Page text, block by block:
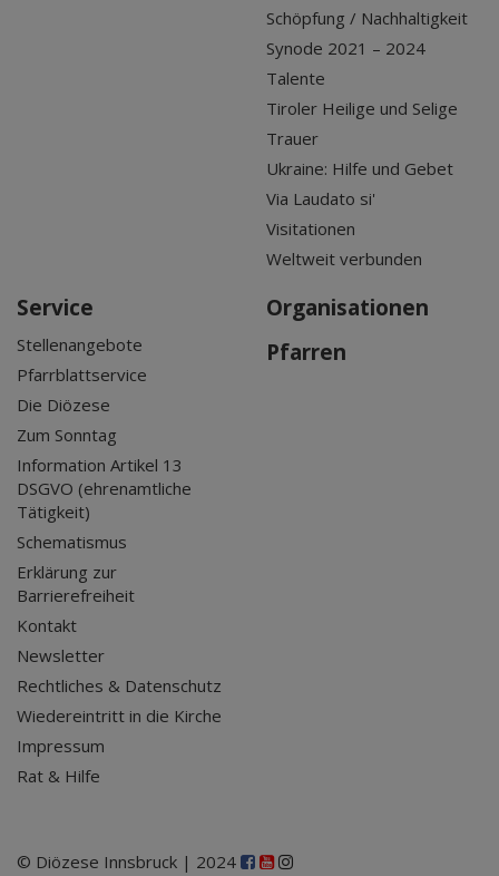
Schöpfung / Nachhaltigkeit
Synode 2021 – 2024
Talente
Tiroler Heilige und Selige
Trauer
Ukraine: Hilfe und Gebet
Via Laudato si'
Visitationen
Weltweit verbunden
Service
Stellenangebote
Pfarrblattservice
Die Diözese
Zum Sonntag
Information Artikel 13
DSGVO (ehrenamtliche
Tätigkeit)
Schematismus
Erklärung zur
Barrierefreiheit
Kontakt
Newsletter
Rechtliches & Datenschutz
Wiedereintritt in die Kirche
Impressum
Rat & Hilfe
Organisationen
Pfarren
© Diözese Innsbruck | 2024